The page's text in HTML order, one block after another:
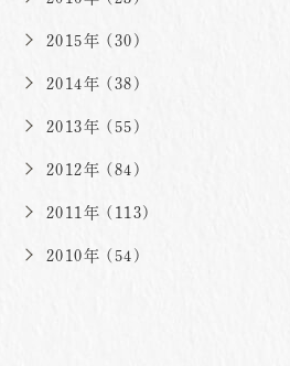
2015年 (30)
2014年 (38)
2013年 (55)
2012年 (84)
2011年 (113)
2010年 (54)